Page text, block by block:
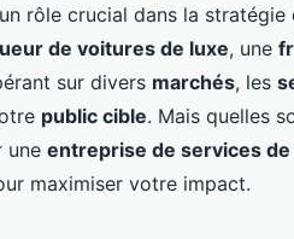
rôle crucial dans la stratégie
de voitures de luxe, une
sur divers marchés, les
public cible. Mais quelles
une entreprise de services
maximiser votre impact.